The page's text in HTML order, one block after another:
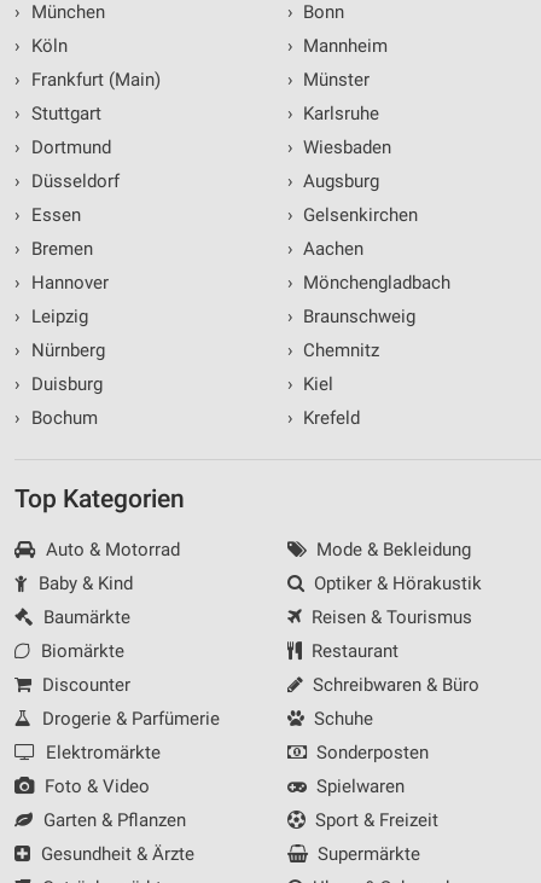
›
München
›
Köln
›
Frankfurt (Main)
› Stuttgart
›
Dortmund
›
Düsseldorf
›
Essen
›
Bremen
›
Hannover
›
Leipzig
›
Nürnberg
›
Duisburg
›
Bochum
› Bonn
› Mannheim
› Münster
› Karlsruhe
› Wiesbaden
› Augsburg
› Gelsenkirchen
› Aachen
› Mönchengladbach
› Braunschweig
› Chemnitz
› Kiel
› Krefeld
Top Kategorien
Auto & Motorrad
Baby & Kind
Baumärkte
Biomärkte
Discounter
Drogerie & Parfümerie
Elektromärkte
Foto & Video
Garten & Pflanzen
Gesundheit & Ärzte
Mode & Bekleidung
Optiker & Hörakustik
Reisen & Tourismus
Restaurant
Schreibwaren & Büro
Schuhe
Sonderposten
Spielwaren
Sport & Freizeit
Supermärkte